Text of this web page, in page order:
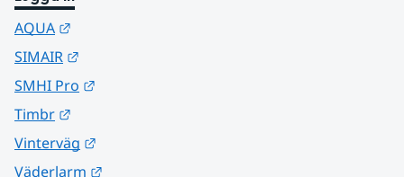
AQUA
SIMAIR
SMHI Pro
Timbr
Vinterväg
Väderlarm